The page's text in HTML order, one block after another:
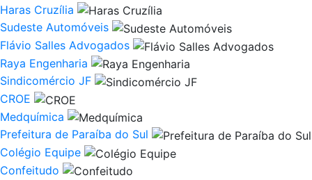
Haras Cruzília
Sudeste Automóveis
Flávio Salles Advogados
Raya Engenharia
Sindicomércio JF
CROE
Medquímica
Prefeitura de Paraíba do Sul
Colégio Equipe
Confeitudo